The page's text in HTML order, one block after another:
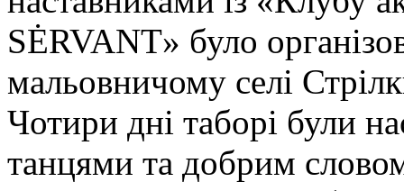
SĖRVANT» було
мальовничому селі
Чотири дні таборі були
танцями та добрим